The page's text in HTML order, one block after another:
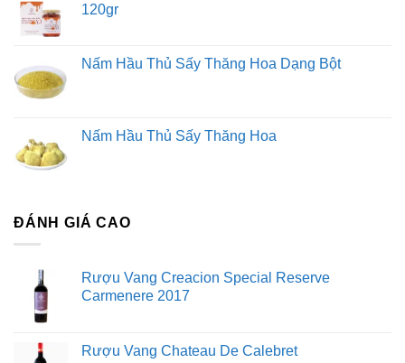
120gr
Nấm Hầu Thủ Sấy Thăng Hoa Dạng Bột
Nấm Hầu Thủ Sấy Thăng Hoa
ĐÁNH GIÁ CAO
Rượu Vang Creacion Special Reserve
Carmenere 2017
Rượu Vang Chateau De Calebret